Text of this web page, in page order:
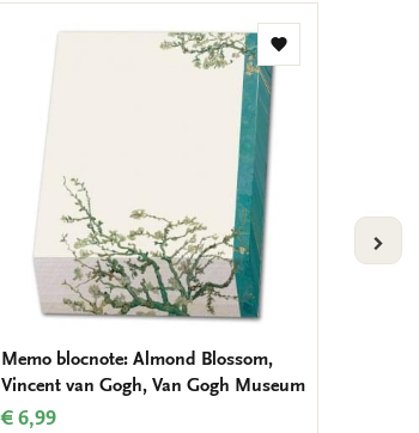
Toevoegen
Memo blocnote: Almond Blossom,
Vincent van Gogh, Van Gogh Museum
€ 6,99